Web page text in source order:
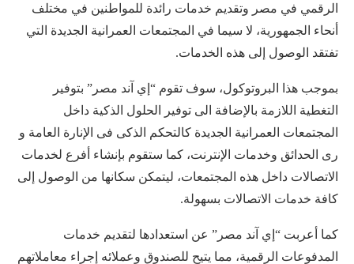
الرقمي في مصر وتقديم خدمات رائدة للمواطنين في مختلف
أنحاء الجمهورية، لا سيما في المجتمعات العمرانية الجديدة التي
تفتقد الوصول إلى هذه الخدمات.
بموجب هذا البروتوكول، سوف تقوم “إي آند مصر” بتوفير
التغطية اللازمة بالإضافة الى توفير الحلول الذكية داخل
المجتمعات العمرانية الجديدة كالتحكم الذكى فى الإنارة العامة و
رى الحدائق وخدمات الإنترنت، كما ستقوم بإنشاء أفرع لخدمات
الاتصالات داخل هذه المجتمعات، ليتمكن سكانها من الوصول إلى
كافة خدمات الاتصالات بسهولة.
كما أعربت “إي آند مصر” عن استعدادها لتقديم خدمات
المدفوعات الرقمية، مما يتيح للصندوق وعملائه إجراء معاملاتهم